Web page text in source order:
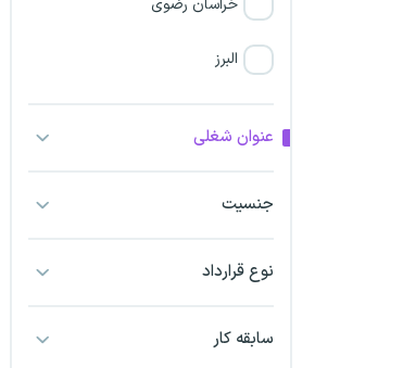
خراسان رضوی
البرز
اراک
اردبیل
عنوان شغلی
جنسیت
نوع قرارداد
سابقه کار